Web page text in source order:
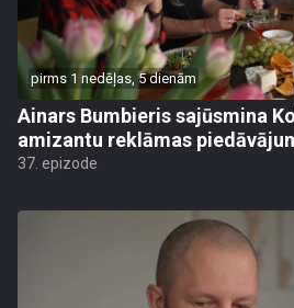
pirms 1 nedēļas, 5 dienām
Ainars Bumbieris sajūsmina
amizantu reklāmas
37. epizode